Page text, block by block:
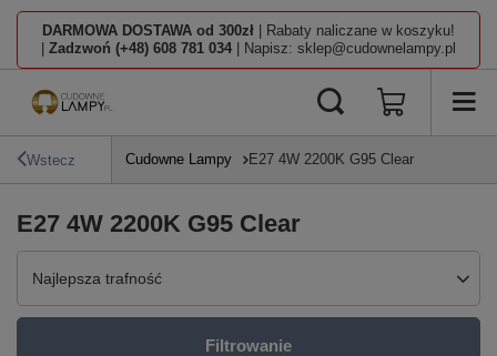
DARMOWA DOSTAWA od 300zł | Rabaty naliczane w koszyku!
Zadzwoń (+48) 608 781 034 | Napisz: sklep@cudownelampy.pl
Wstecz Cudowne Lampy E27 4W 2200K G95 Clear
E27 4W 2200K G95 Clear
Zmień sortowanie
Najlepsza trafność
Filtrowanie